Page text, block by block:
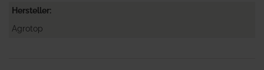
Hersteller
Agrotop